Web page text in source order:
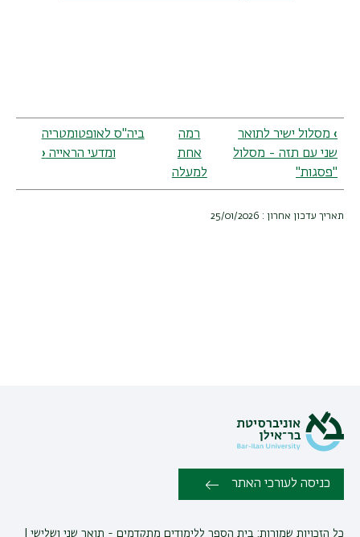
Book
traversal
links
for
תואר
› מסלול ישיר לתואר
שני עם תזה - מסלול
"פסגות"
רמה
אחת
למעלה
ביה"ס לאופטומטריה
ומדעי הראייה ‹
תאריך עדכון אחרון : 25/01/2026
כניסה לעורכי האתר
כל הזכויות שמורות: בית הספר ללימודים מתקדמים - תואר שני ושלישי